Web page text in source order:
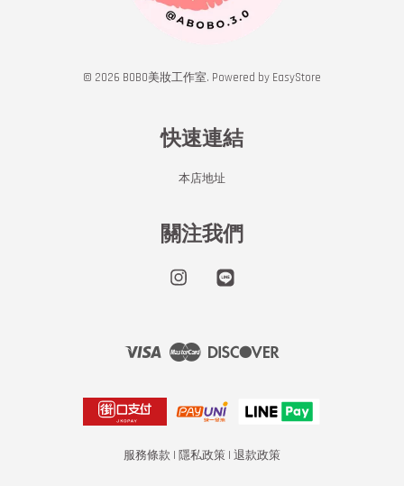
© 2026 BOBO美妝工作室. Powered by EasyStore
快速連結
本店地址
關注我們
Instagram
Visa Master
服務條款 | 隱私政策 | 退款政策